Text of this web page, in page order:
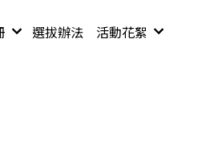
選拔辦法 活動花絮
111年度活動